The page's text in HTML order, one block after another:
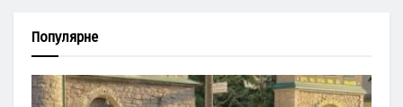
Популярне